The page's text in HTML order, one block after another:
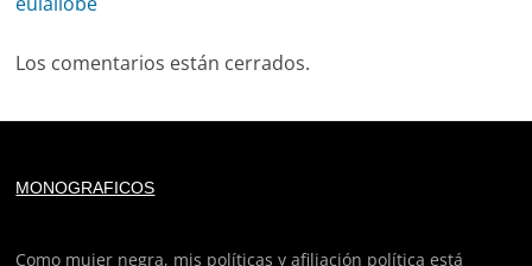
Los comentarios están cerrados.
MONOGRAFICOS
Como mujer negra, mis políticas y afiliación política está
of type string is deprecated in
rgpd/lib/vendor/Mustache/Tokenizer.phpon line